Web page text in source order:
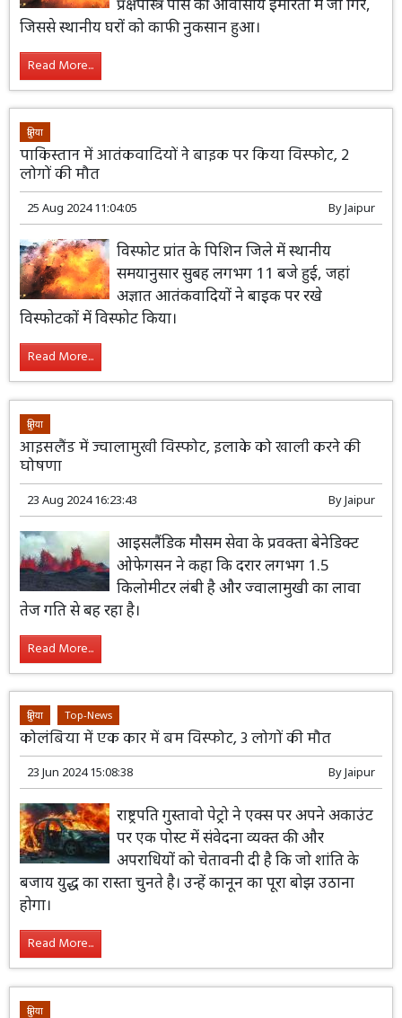
जिससे स्थानीय घरों को काफी नुकसान हुआ।
Read More...
दुनिया
पाकिस्तान में आतंकवादियों ने बाइक पर किया विस्फोट, 2
लोगों की मौत
25 Aug 2024 11:04:05 ByJaipur
विस्फोट प्रांत के पिशिन जिले में स्थानीय
समयानुसार सुबह लगभग 11 बजे हुई, जहां
अज्ञात आतंकवादियों ने बाइक पर रखे
विस्फोटकों में विस्फोट किया।
Read More...
दुनिया
आइसलैंड में ज्वालामुखी विस्फोट, इलाके को खाली करने की
घोषणा
23 Aug 2024 16:23:43 ByJaipur
आइसलैंडिक मौसम सेवा के प्रवक्ता बेनेडिक्ट
ओफेगसन ने कहा कि दरार लगभग 1.5
किलोमीटर लंबी है और ज्वालामुखी का लावा
तेज गति से बह रहा है।
Read More...
दुनिया Top-News
कोलंबिया में एक कार में बम विस्फोट, 3 लोगों की मौत
23 Jun 2024 15:08:38 ByJaipur
राष्ट्रपति गुस्तावो पेट्रो ने एक्स पर अपने अकाउंट
पर एक पोस्ट में संवेदना व्यक्त की और
अपराधियों को चेतावनी दी है कि जो शांति के
बजाय युद्ध का रास्ता चुनते है। उन्हें कानून का पूरा बोझ उठाना
होगा।
Read More...
दुनिया